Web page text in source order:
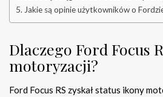
Jakie są opinie użytkowników o
Dlaczego Ford Focus
motoryzacji?
Ford Focus RS zyskał status ikony